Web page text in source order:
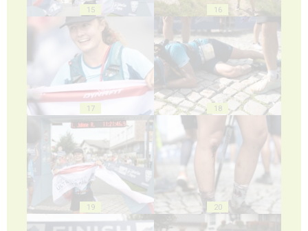
15 16
17 18
19 20